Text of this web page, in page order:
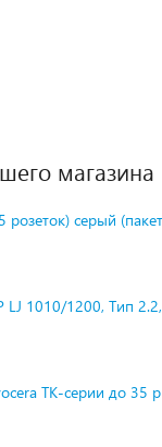
магазина
серый
LJ 1010/1200, Тип
TK-серии до 35